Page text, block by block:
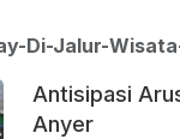
Di
Di-Jalur-
Antisipasi
Anyer